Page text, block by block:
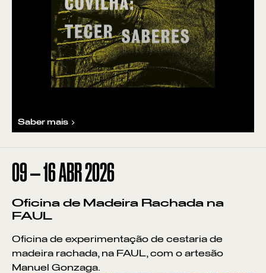
Saber mais
09—16ABR2026
Oficina de Madeira Rachada na
FAUL
Oficina de experimentação de cestaria de
madeira rachada, na FAUL, com o artesão
Manuel Gonzaga.